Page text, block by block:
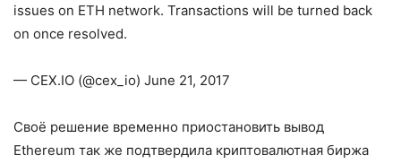
issues on ETH network. Transactions will be turned back
on once resolved.
— CEX.IO (@cex_io) June 21, 2017
Своё решение временно приостановить вывод
Ethereum так же подтвердила криптовалютная биржа